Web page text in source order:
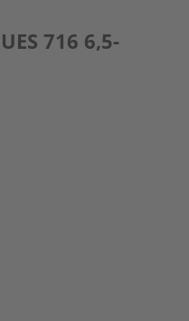
716 6,5-